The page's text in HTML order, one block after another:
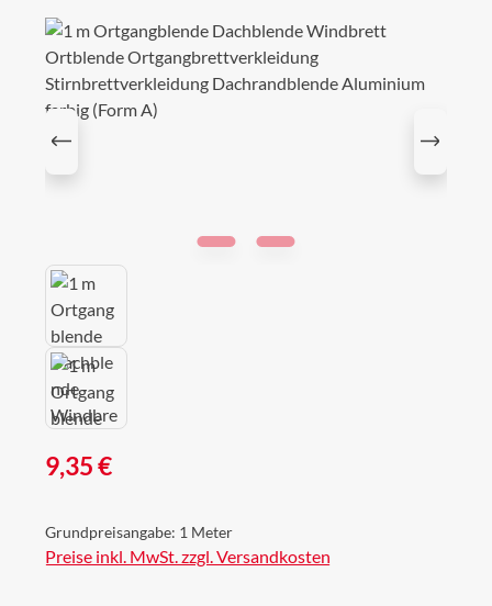
Bildergalerie überspringen
Regulärer Preis:
9,35 €
Grundpreisangabe: 1 Meter
Preise inkl. MwSt. zzgl. Versandkosten